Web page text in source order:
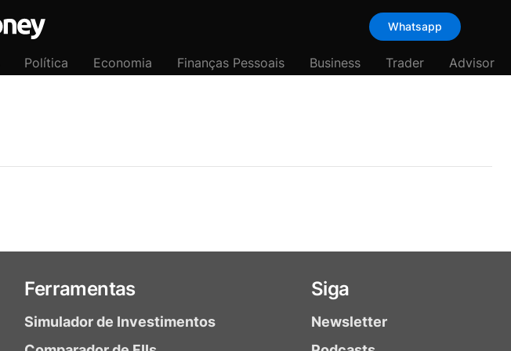
Whatsapp
Política Economia Finanças Pessoais Business Trader Advisor
Ferramentas
Simulador de Investimentos
Siga
Newsletter